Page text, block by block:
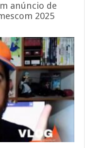
anúncio de
2025